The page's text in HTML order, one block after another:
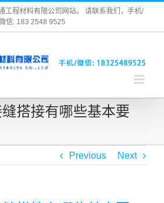
工程材料有限公司网站。 请联系我们，手机/
信: 183 2548 9525
搭接有哪些基本要
Previous Next